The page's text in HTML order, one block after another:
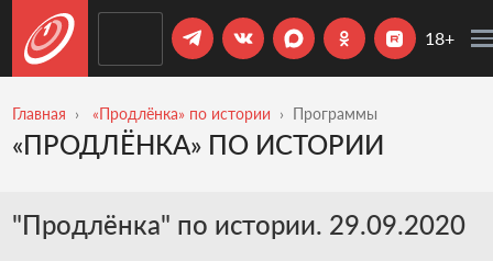
18+
Главная «Продлёнка» по истории Программы
«ПРОДЛЁНКА» ПО ИСТОРИИ
"Продлёнка" по истории. 29.09.2020